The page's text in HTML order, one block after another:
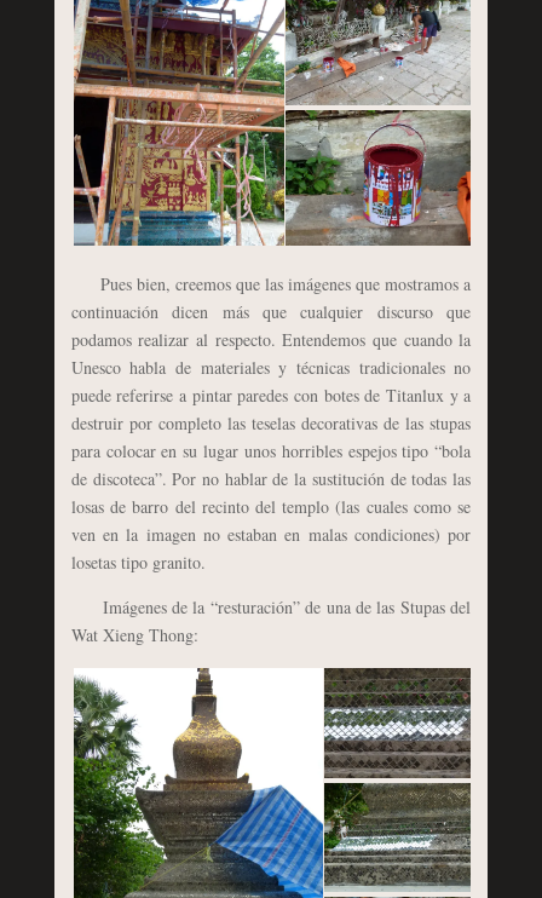
Pues bien, creemos que las imágenes que mostramos a
continuación dicen más que cualquier discurso que
podamos realizar al respecto. Entendemos que cuando la
Unesco habla de materiales y técnicas tradicionales no
puede referirse a pintar paredes con botes de Titanlux y a
destruir por completo las teselas decorativas de las stupas
para colocar en su lugar unos horribles espejos tipo “bola
de discoteca”. Por no hablar de la sustitución de todas las
losas de barro del recinto del templo (las cuales como se
ven en la imagen no estaban en malas condiciones) por
losetas tipo granito.
Imágenes de la “resturación” de una de las Stupas del
Wat Xieng Thong: